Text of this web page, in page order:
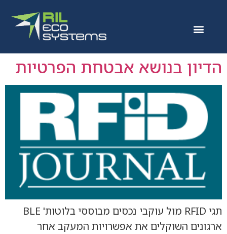
הדיון בנושא אבטחת הפרטיות
תגי RFID מול עוקבי נכסים מבוססי בלוטות' BLE
ארגונים השוקלים את אפשרויות המעקב אחר